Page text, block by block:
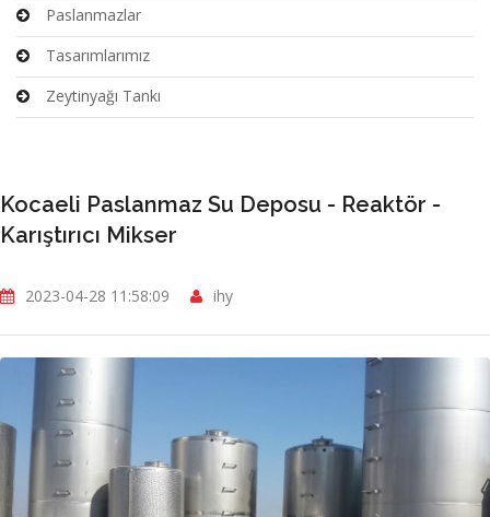
Paslanmazlar
Tasarımlarımız
Zeytinyağı Tankı
Kocaeli Paslanmaz Su Deposu - Reaktör -
Karıştırıcı Mikser
2023-04-28 11:58:09 ihy